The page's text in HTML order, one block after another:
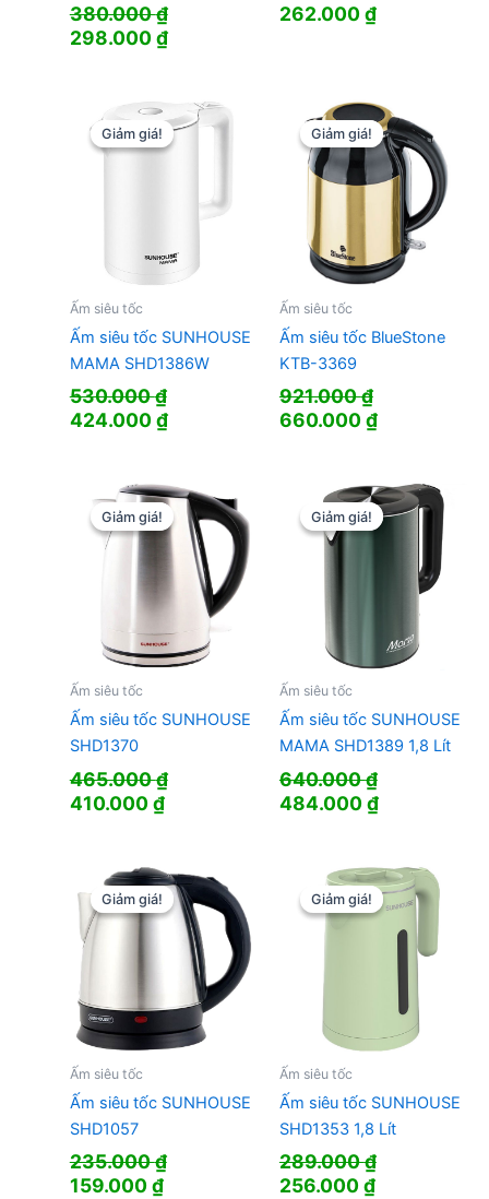
380.000₫
Giá
380.000 ₫.
298.000₫Giá
là:
298.000 ₫.
262.000₫
Giảm giá!
Giảm giá!
Ấm siêu tốc
Ấm siêu tốc SUNHOUSE
MAMA SHD1386W
530.000₫
Giá
530.000 ₫.
424.000₫Giá
là:
424.000 ₫.
Giảm giá!
Giảm giá!
Ấm siêu tốc
Ấm siêu tốc BlueStone
KTB-3369
921.000₫
Giá
921.000 ₫.
660.000₫Giá
là:
660.000 ₫.
Giảm giá!
Giảm giá!
Ấm siêu tốc
Ấm siêu tốc SUNHOUSE
SHD1370
465.000₫
Giá
465.000 ₫.
410.000₫Giá
là:
410.000 ₫.
Giảm giá!
Giảm giá!
Ấm siêu tốc
Ấm siêu tốc SUNHOUSE
MAMA SHD1389 1,8 Lít
640.000₫
Giá
640.000 ₫.
484.000₫Giá
là:
484.000 ₫.
Giảm giá!
Giảm giá!
Ấm siêu tốc
Ấm siêu tốc SUNHOUSE
SHD1057
235.000₫
Giá
159.000₫Giá
Giảm giá!
Giảm giá!
Ấm siêu tốc
Ấm siêu tốc SUNHOUSE
SHD1353 1,8 Lít
289.000₫
Giá
256.000₫Giá